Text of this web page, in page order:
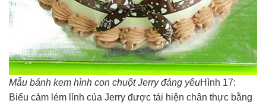
Mẫu bánh kem hình con chuột Jerry đáng yêuHình 17:
Biểu cảm lém lỉnh của Jerry được tái hiện chân thực bằng